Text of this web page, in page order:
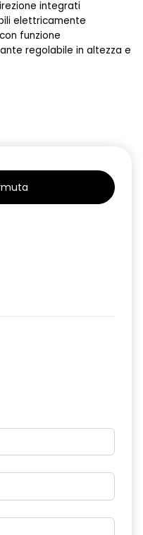
integrati
elettricamente
funzione
regolabile in altezza e